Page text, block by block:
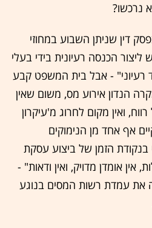
נרכשו?
דין שניתן השבוע במחוזי
הכנסה רעיונית בידי בעלי
רעיוני" - אבל בית המשפט קבע
הנדון אירוע מס, משום שאין
ואין מקום לחרוג מ'עיקרון
אף אחד מן הנימוקים
בנקודת הזמן של ביצוע עסקת
אין אומדן מדויק, ואין ודאות" -
את עמדת רשות המסים בנוגע